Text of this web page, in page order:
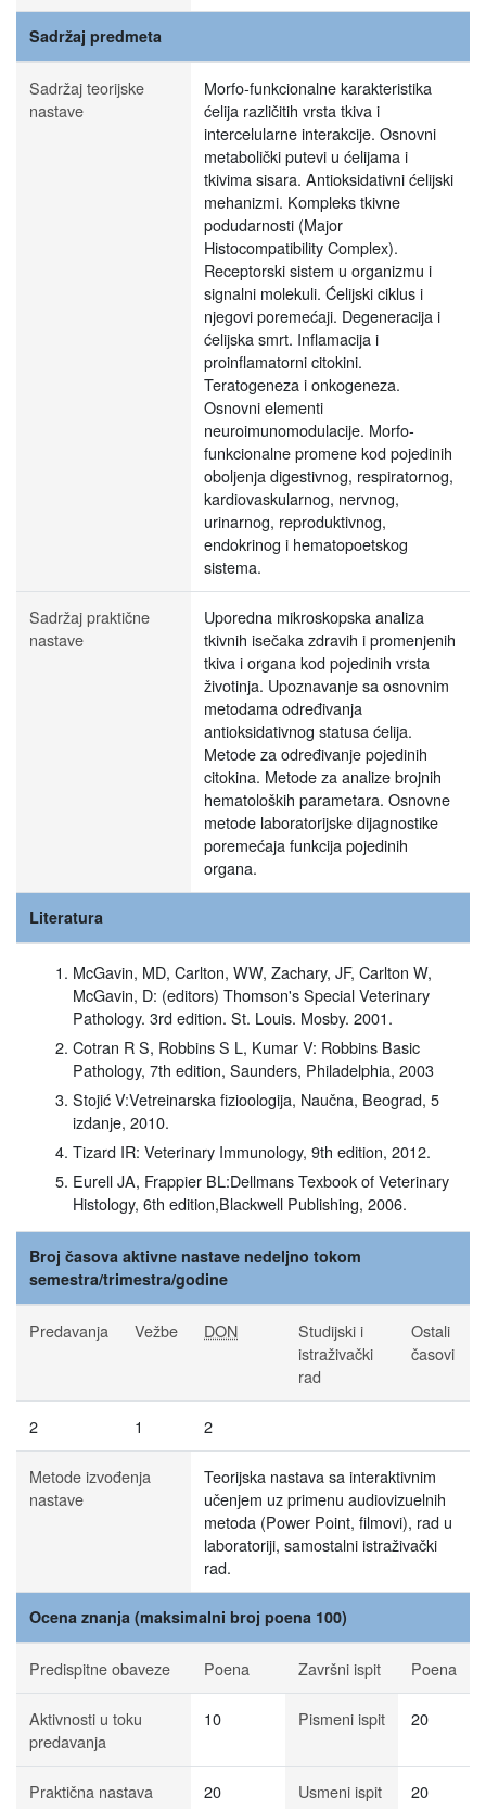
Sadržaj predmeta
Sadržaj teorijske
nastave
Morfo-funkcionalne karakteristika
ćelija različitih vrsta tkiva i
intercelularne interakcije. Osnovni
metabolički putevi u ćelijama i
tkivima sisara. Antioksidativni ćelijski
mehanizmi. Kompleks tkivne
podudarnosti (Major
Histocompatibility Complex).
Receptorski sistem u organizmu i
signalni molekuli. Ćelijski ciklus i
njegovi poremećaji. Degeneracija i
ćelijska smrt. Inflamacija i
proinflamatorni citokini.
Teratogeneza i onkogeneza.
Osnovni elementi
neuroimunomodulacije. Morfo-
funkcionalne promene kod pojedinih
oboljenja digestivnog, respiratornog,
kardiovaskularnog, nervnog,
urinarnog, reproduktivnog,
endokrinog i hematopoetskog
sistema.
Sadržaj praktične
nastave
Uporedna mikroskopska analiza
tkivnih isečaka zdravih i promenjenih
tkiva i organa kod pojedinih vrsta
životinja. Upoznavanje sa osnovnim
metodama određivanja
antioksidativnog statusa ćelija.
Metode za određivanje pojedinih
citokina. Metode za analize brojnih
hematoloških parametara. Osnovne
metode laboratorijske dijagnostike
poremećaja funkcija pojedinih
organa.
Literatura
McGavin, MD, Carlton, WW, Zachary, JF, Carlton W,
McGavin, D: (editors) Thomson's Special Veterinary
Pathology. 3rd edition. St. Louis. Mosby. 2001.
Cotran R S, Robbins S L, Kumar V: Robbins Basic
Pathology, 7th edition, Saunders, Philadelphia, 2003
Stojić V:Vetreinarska fizioologija, Naučna, Beograd, 5
izdanje, 2010.
Tizard IR: Veterinary Immunology, 9th edition, 2012.
Eurell JA, Frappier BL:Dellmans Texbook of Veterinary
Histology, 6th edition,Blackwell Publishing, 2006.
Broj časova aktivne nastave nedeljno tokom
semestra/trimestra/godine
Predavanja Vežbe DON
Studijski i
istraživački
rad
Ostali
časovi
2 1 2
Metode izvođenja
nastave
Teorijska nastava sa interaktivnim
učenjem uz primenu audiovizuelnih
metoda (Power Point, filmovi), rad u
laboratoriji, samostalni istraživački
rad.
Ocena znanja (maksimalni broj poena 100)
Predispitne obaveze Poena Završni ispit Poena
Aktivnosti u toku
predavanja
10 Pismeni ispit 20
Praktična nastava 20 Usmeni ispit 20